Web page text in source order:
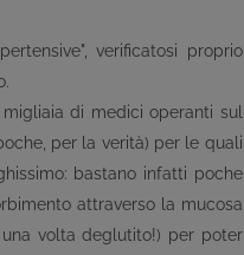
verificatosi proprio
di medici operanti sul
per la verità) per le quali
bastano infatti poche
attraverso la mucosa
volta deglutito!) per poter